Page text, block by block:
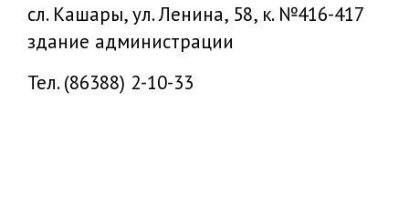
сл. Кашары, ул. Ленина, 58, к. №416-417
здание администрации
Тел. (86388) 2-10-33